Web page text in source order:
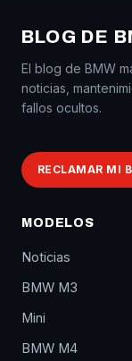
BLOG DE
El blog de BMW
noticias,
fallos ocultos.
RECLAMAR MI
MODELOS
Noticias
BMW M3
Mini
BMW M4